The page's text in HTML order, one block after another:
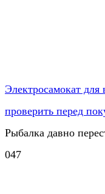
Электросамокат
проверить перед
Рыбалка давно
047